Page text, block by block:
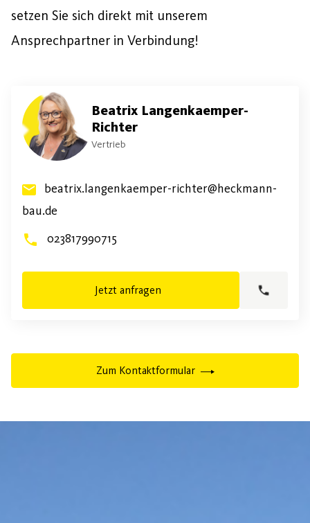
setzen Sie sich direkt mit unserem
Ansprechpartner in Verbindung!
Beatrix Langenkaemper-
Richter
Vertrieb
beatrix.langenkaemper-richter@heckmann-
bau.de
023817990715
Jetzt anfragen
Zum Kontaktformular